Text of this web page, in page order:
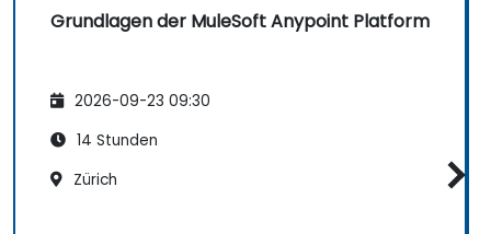
Grundlagen der MuleSoft Anypoint Platform
2026-09-23 09:30
14 Stunden
Zürich